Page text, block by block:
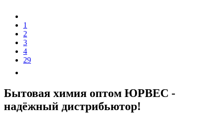
1
2
3
4
29
Бытовая химия оптом ЮРВЕС -
надёжный дистрибьютор!